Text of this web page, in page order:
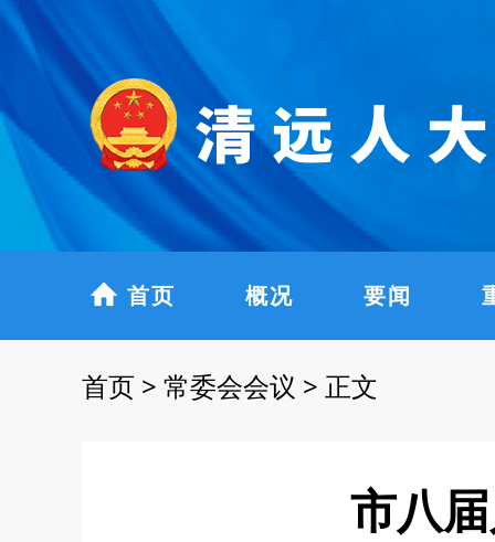
首页 概况 要闻
首页 > 常委会会议 > 正文
市八